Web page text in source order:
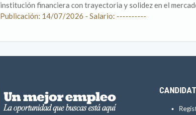
institución financiera con trayectoria y solidez en el
Publicación: 14/07/2026 - Salario: ----------